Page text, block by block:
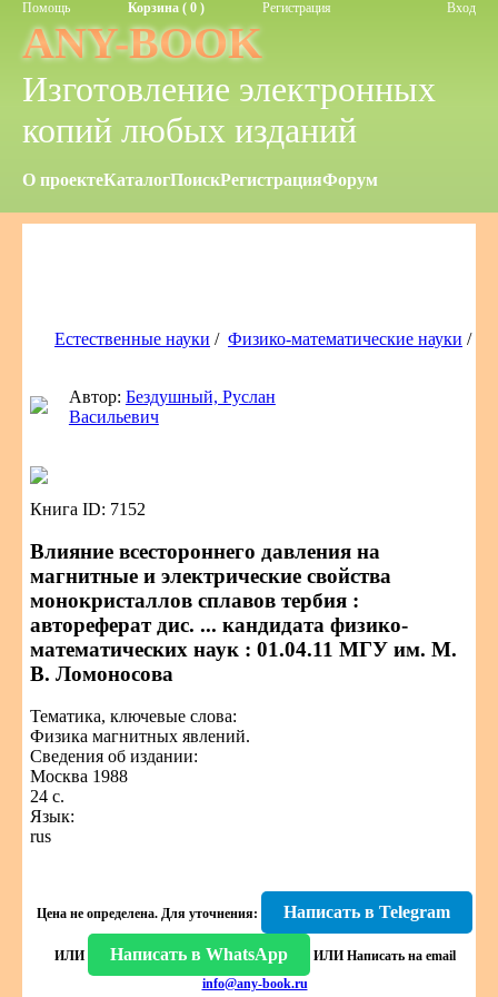
Помощь Корзина ( 0 ) Регистрация Вход
ANY-BOOK
Изготовление электронных
копий любых изданий
О проектеКаталогПоискРегистрацияФорум
Естественные науки / Физико-математические науки /
Автор: Бездушный, Руслан
Васильевич
Книга ID: 7152
Влияние всестороннего давления на
магнитные и электрические свойства
монокристаллов сплавов тербия :
автореферат дис. ... кандидата физико-
математических наук : 01.04.11 МГУ им. М.
В. Ломоносова
Тематика, ключевые слова:
Физика магнитных явлений.
Сведения об издании:
Москва 1988
24 с.
Язык:
rus
Цена не определена. Для уточнения: Написать в Telegram
ИЛИ Написать в WhatsApp ИЛИ Написать на email
info@any-book.ru